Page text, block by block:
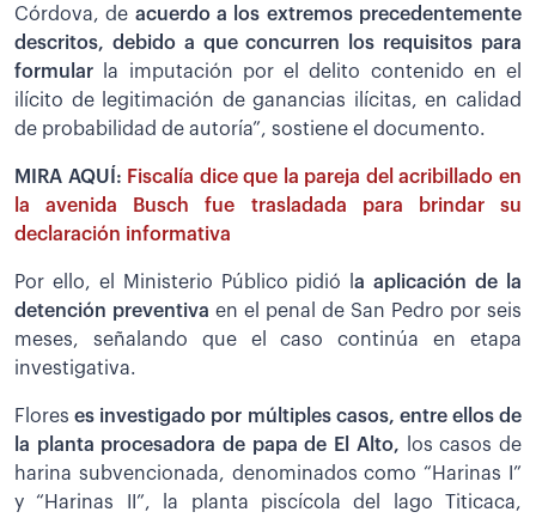
Córdova, de acuerdo a los extremos precedentemente
descritos, debido a que concurren los requisitos para
formular
la imputación por el delito contenido en el
ilícito de legitimación de ganancias ilícitas, en calidad
de probabilidad de autoría”, sostiene el documento.
MIRA AQUÍ: Fiscalía dice que la pareja del acribillado en
la avenida Busch fue trasladada para brindar su
declaración informativa
Por ello, el Ministerio Público pidió la aplicación de la
detención preventiva en el penal de San Pedro por seis
meses, señalando que el caso continúa en etapa
investigativa.
Floreses investigado por múltiples casos, entre ellos de
la planta procesadora de papa de El Alto, los casos de
harina subvencionada, denominados como “Harinas I”
y “Harinas II”, la planta piscícola del lago Titicaca,